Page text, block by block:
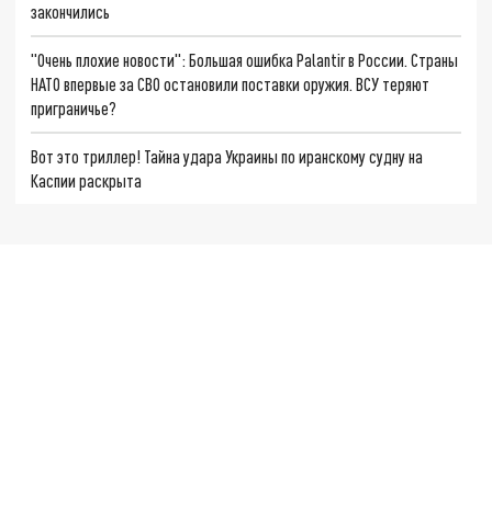
закончились
"Очень плохие новости": Большая ошибка Palantir в России. Страны
НАТО впервые за СВО остановили поставки оружия. ВСУ теряют
приграничье?
Вот это триллер! Тайна удара Украины по иранскому судну на
Каспии раскрыта